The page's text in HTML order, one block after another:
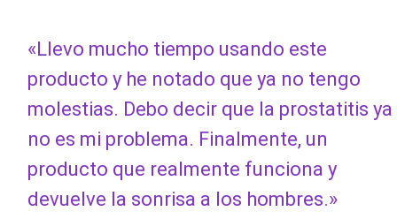
«Llevo mucho tiempo usando este
producto y he notado que ya no tengo
molestias. Debo decir que la prostatitis ya
no es mi problema. Finalmente, un
producto que realmente funciona y
devuelve la sonrisa a los hombres.»